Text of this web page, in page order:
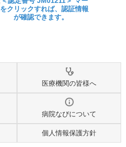
医療機関の皆様へ
病院なびについて
個人情報保護方針